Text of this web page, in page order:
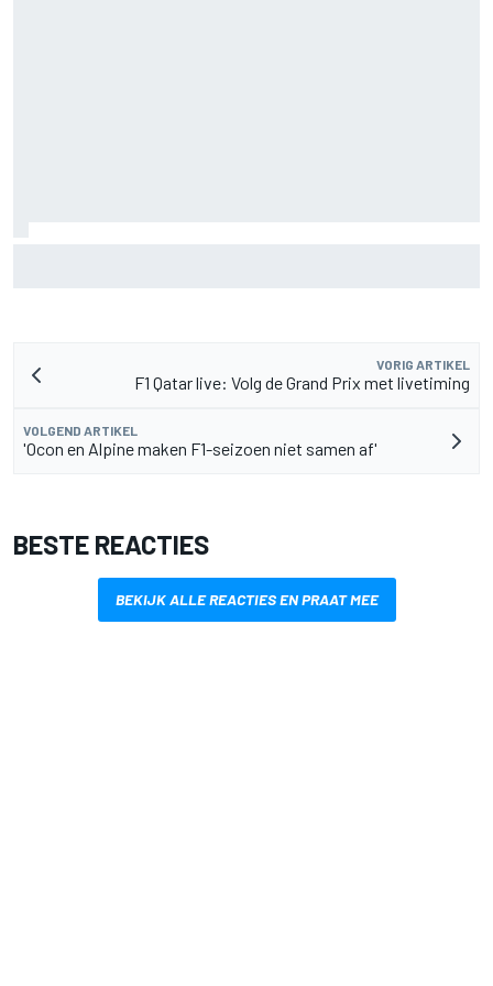
VORIG ARTIKEL
F1 Qatar live: Volg de Grand Prix met livetiming
VOLGEND ARTIKEL
'Ocon en Alpine maken F1-seizoen niet samen af'
BESTE REACTIES
BEKIJK ALLE REACTIES EN PRAAT MEE